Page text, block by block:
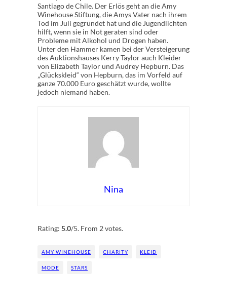
Santiago de Chile. Der Erlös geht an die Amy
Winehouse Stiftung, die Amys Vater nach ihrem
Tod im Juli gegründet hat und die Jugendlichten
hilft, wenn sie in Not geraten sind oder
Probleme mit Alkohol und Drogen haben.
Unter den Hammer kamen bei der Versteigerung
des Auktionshauses Kerry Taylor auch Kleider
von Elizabeth Taylor und Audrey Hepburn. Das
„Glückskleid“ von Hepburn, das im Vorfeld auf
ganze 70.000 Euro geschätzt wurde, wollte
jedoch niemand haben.
Nina
Rating: 5.0/5. From 2 votes.
AMY WINEHOUSE CHARITY KLEID
MODE STARS